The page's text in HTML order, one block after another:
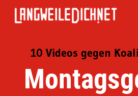
10 Videos gegen